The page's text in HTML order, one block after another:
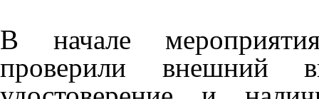
В начале
проверили внешний